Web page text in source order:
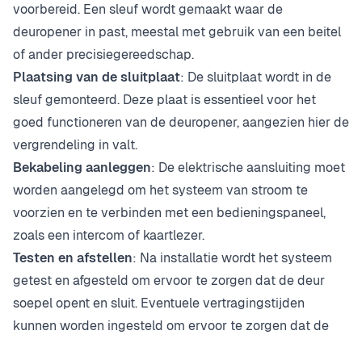
voorbereid. Een sleuf wordt gemaakt waar de
deuropener in past, meestal met gebruik van een beitel
of ander precisiegereedschap.
Plaatsing van de sluitplaat: De sluitplaat wordt in de
sleuf gemonteerd. Deze plaat is essentieel voor het
goed functioneren van de deuropener, aangezien hier de
vergrendeling in valt.
Bekabeling aanleggen: De elektrische aansluiting moet
worden aangelegd om het systeem van stroom te
voorzien en te verbinden met een bedieningspaneel,
zoals een intercom of kaartlezer.
Testen en afstellen: Na installatie wordt het systeem
getest en afgesteld om ervoor te zorgen dat de deur
soepel opent en sluit. Eventuele vertragingstijden
kunnen worden ingesteld om ervoor te zorgen dat de